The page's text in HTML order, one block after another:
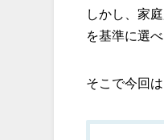
しかし、家
を基準に選
そこで今回